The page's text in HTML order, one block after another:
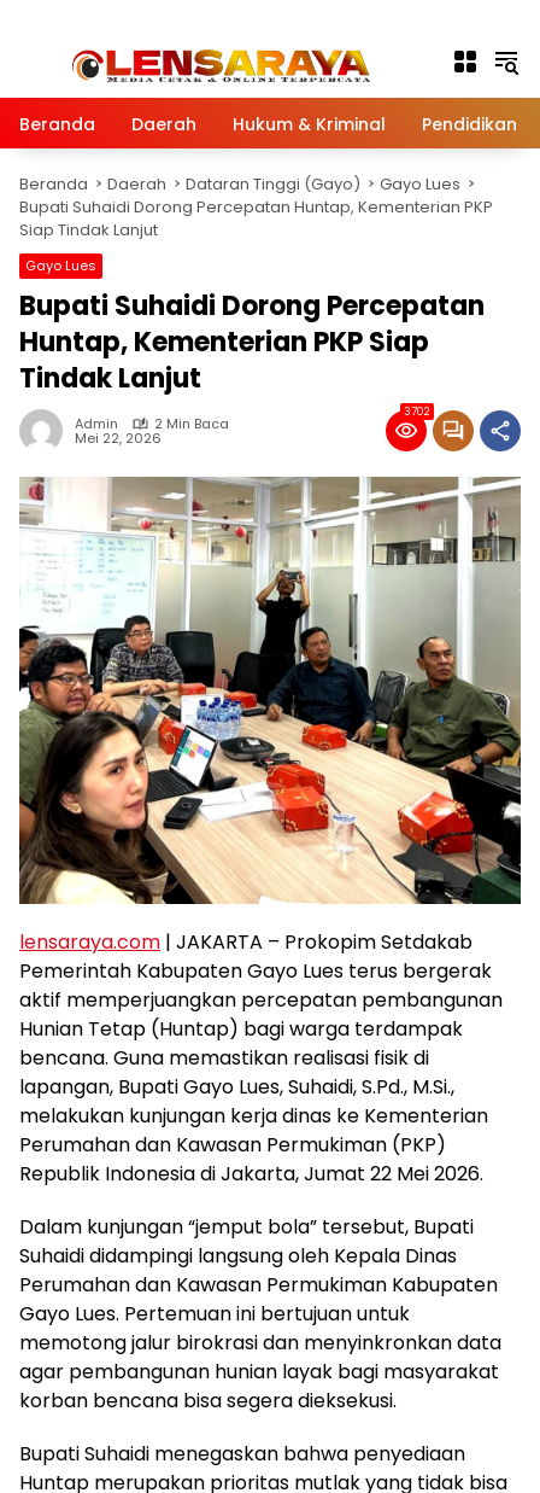
Beranda Daerah Hukum & Kriminal Pendidikan
Beranda Daerah Dataran Tinggi (Gayo)
Gayo Lues
Bupati Suhaidi Dorong Percepatan Huntap, Kementerian PKP
Siap Tindak Lanjut
Gayo Lues
Bupati Suhaidi Dorong Percepatan
Huntap, Kementerian PKP Siap
Tindak Lanjut
Admin 2 Min Baca
Mei 22, 2026
3702
lensaraya.com | JAKARTA – Prokopim Setdakab
Pemerintah Kabupaten Gayo Lues terus bergerak
aktif memperjuangkan percepatan pembangunan
Hunian Tetap (Huntap) bagi warga terdampak
bencana. Guna memastikan realisasi fisik di
lapangan, Bupati Gayo Lues, Suhaidi, S.Pd., M.Si.,
melakukan kunjungan kerja dinas ke Kementerian
Perumahan dan Kawasan Permukiman (PKP)
Republik Indonesia di Jakarta, Jumat 22 Mei 2026.
Dalam kunjungan “jemput bola” tersebut, Bupati
Suhaidi didampingi langsung oleh Kepala Dinas
Perumahan dan Kawasan Permukiman Kabupaten
Gayo Lues. Pertemuan ini bertujuan untuk
memotong jalur birokrasi dan menyinkronkan data
agar pembangunan hunian layak bagi masyarakat
korban bencana bisa segera dieksekusi.
Bupati Suhaidi menegaskan bahwa penyediaan
Huntap merupakan prioritas mutlak yang tidak bisa